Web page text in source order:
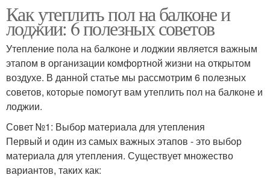
Как утеплить пол на балконе и
лоджии: 6 полезных советов
Утепление пола на балконе и лоджии является важным
этапом в организации комфортной жизни на открытом
воздухе. В данной статье мы рассмотрим 6 полезных
советов, которые помогут вам утеплить пол на балконе и
лоджии.
Совет №1: Выбор материала для утепления
Первый и один из самых важных этапов - это выбор
материала для утепления. Существует множество
вариантов, таких как: